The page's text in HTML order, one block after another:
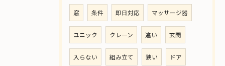
窓 条件 即日対応 マッサージ器
ユニック クレーン 違い 玄関
入らない 組み立て 狭い ドア